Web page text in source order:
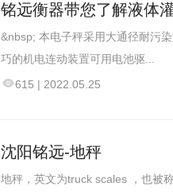
铭远衡器带您了解液体
&nbsp; 本电子秤采用大通径耐污
巧的机电连动装置可用电池驱...
615 | 2022.05.25
沈阳铭远-地秤
地秤，英文为truck scales ，也被